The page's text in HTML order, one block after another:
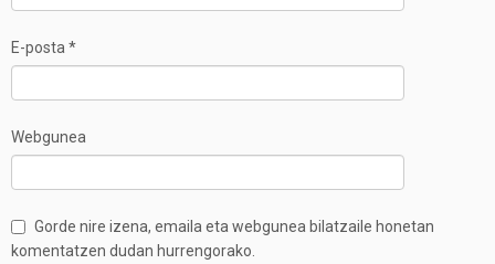
E-posta *
Webgunea
Gorde nire izena, emaila eta webgunea bilatzaile honetan
komentatzen dudan hurrengorako.